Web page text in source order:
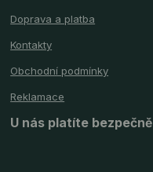
Doprava a platba
Kontakty
Obchodní podmínky
Reklamace
U nás platíte bezpečně